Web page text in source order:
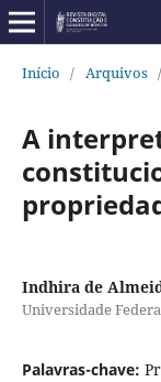
Início / Arquivos /
A
Indhira de
Universidade
Palavras-chave: